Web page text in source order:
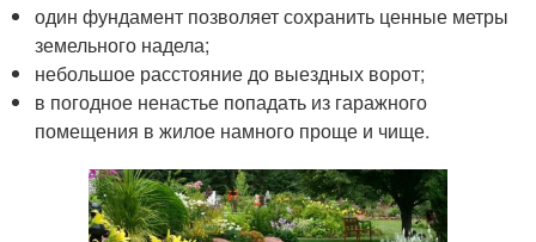
один фундамент позволяет сохранить ценные метры
земельного надела;
небольшое расстояние до выездных ворот;
в погодное ненастье попадать из гаражного
помещения в жилое намного проще и чище.